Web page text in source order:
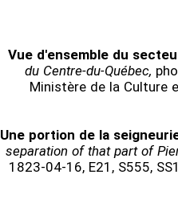
Vue d'ensemble du
du Centre-du-Québec,
Ministère de la Culture
Une portion de la
separation of that part of
1823-04-16, E21, S555,